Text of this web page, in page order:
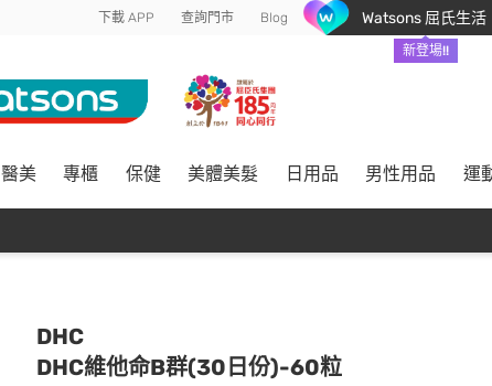
下載 APP 查詢門市 Blog Watsons 屈氏生活
新登場!!
醫美 專櫃 保健 美體美髮 日用品 男性用品 運
DHC
DHC維他命B群(30日份)-60粒